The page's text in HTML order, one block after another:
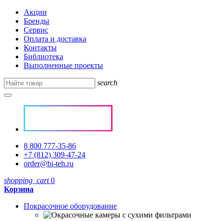
Акции
Бренды
Сервис
Оплата и доставка
Контакты
Библиотека
Выполненные проекты
search
8 800 777-35-86
+7 (812) 309-47-24
order@bi-teh.ru
shopping_cart 0
Корзина
Покрасочное оборудование